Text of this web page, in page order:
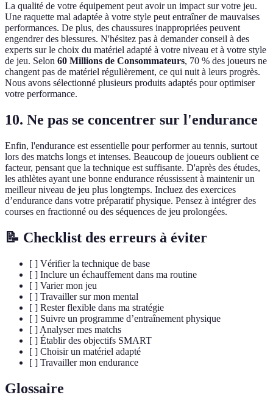
La qualité de votre équipement peut avoir un impact sur votre jeu.
Une raquette mal adaptée à votre style peut entraîner de mauvaises
performances. De plus, des chaussures inappropriées peuvent
engendrer des blessures. N'hésitez pas à demander conseil à des
experts sur le choix du matériel adapté à votre niveau et à votre style
de jeu. Selon 60 Millions de Consommateurs, 70 % des joueurs ne
changent pas de matériel régulièrement, ce qui nuit à leurs progrès.
Nous avons sélectionné plusieurs produits adaptés pour optimiser
votre performance.
10. Ne pas se concentrer sur l'endurance
Enfin, l'endurance est essentielle pour performer au tennis, surtout
lors des matchs longs et intenses. Beaucoup de joueurs oublient ce
facteur, pensant que la technique est suffisante. D'après des études,
les athlètes ayant une bonne endurance réussissent à maintenir un
meilleur niveau de jeu plus longtemps. Incluez des exercices
d’endurance dans votre préparatif physique. Pensez à intégrer des
courses en fractionné ou des séquences de jeu prolongées.
📝 Checklist des erreurs à éviter
[ ] Vérifier la technique de base
[ ] Inclure un échauffement dans ma routine
[ ] Varier mon jeu
[ ] Travailler sur mon mental
[ ] Rester flexible dans ma stratégie
[ ] Suivre un programme d’entraînement physique
[ ] Analyser mes matchs
[ ] Établir des objectifs SMART
[ ] Choisir un matériel adapté
[ ] Travailler mon endurance
Glossaire